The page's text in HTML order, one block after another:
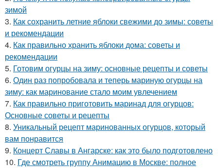
зимой
3. Как сохранить летние яблоки свежими до зимы: советы
и рекомендации
4. Как правильно хранить яблоки дома: советы и
рекомендации
5. Готовим огурцы на зиму: основные рецепты и советы
6. Один раз попробовала и теперь мариную огурцы на
зиму: как маринование стало моим увлечением
7. Как правильно приготовить маринад для огурцов:
Основные советы и рецепты
8. Уникальный рецепт маринованных огурцов, который
вам понравится
9. Концерт Славы в Ангарске: как это было подготовлено
10. Где смотреть группу Анимацию в Москве: полное